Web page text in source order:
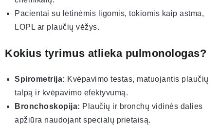
Pacientai su lėtinėmis ligomis, tokiomis kaip astma,
LOPL ar plaučių vėžys.
Kokius tyrimus atlieka pulmonologas?
Spirometrija: Kvėpavimo testas, matuojantis plaučių
talpą ir kvėpavimo efektyvumą.
Bronchoskopija: Plaučių ir bronchų vidinės dalies
apžiūra naudojant specialų prietaisą.